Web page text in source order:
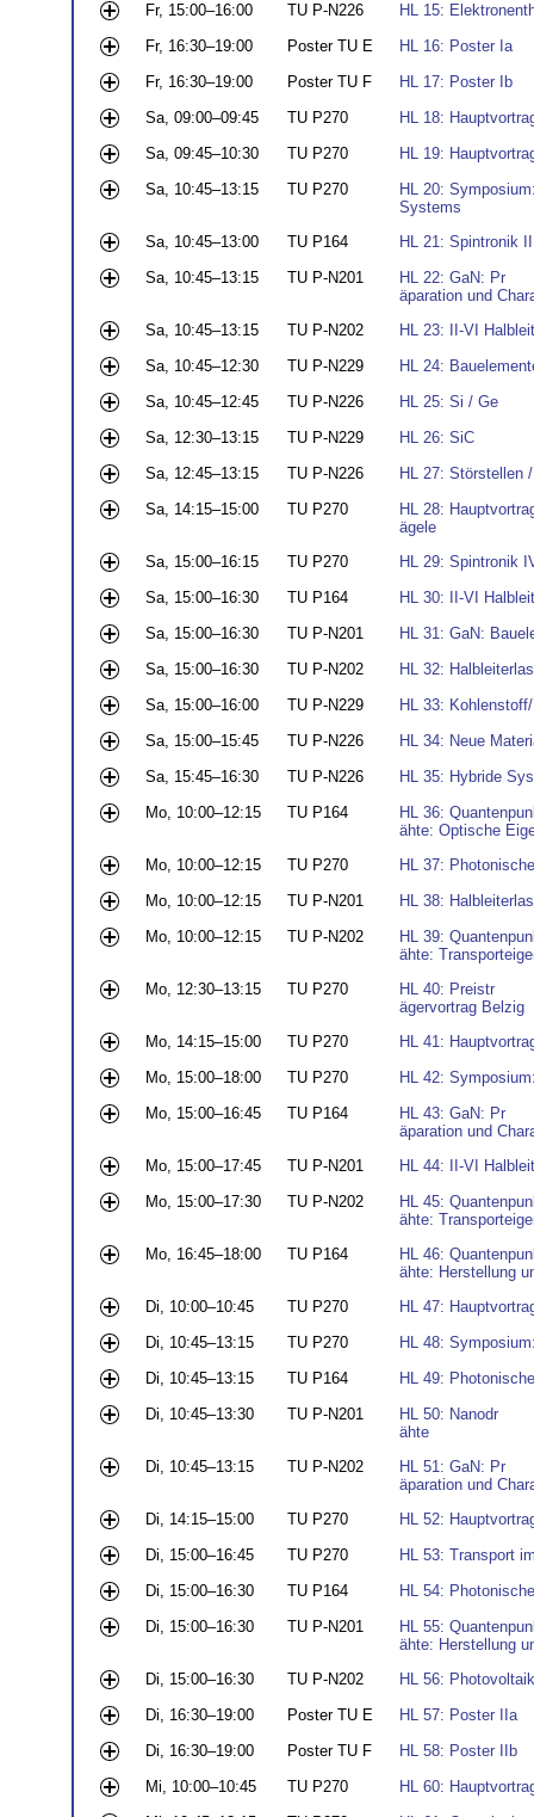
Fr, 15:00–16:00
TU P-N226
HL 15:
Fr, 16:30–19:00
Poster TU E
HL 16: Poster Ia
Fr, 16:30–19:00
Poster TU F
HL 17: Poster Ib
Sa, 09:00–09:45
TU P270
HL 18:
Sa, 09:45–10:30
TU P270
HL 19:
Sa, 10:45–13:15
TU P270
HL 20:
Systems
Sa, 10:45–13:00
TU P164
HL 21: Spintronik
Sa, 10:45–13:15
TU P-N201
HL 22: GaN: Pr
äparation und
Sa, 10:45–13:15
TU P-N202
HL 23: II-VI
Sa, 10:45–12:30
TU P-N229
HL 24:
Sa, 10:45–12:45
TU P-N226
HL 25: Si / Ge
Sa, 12:30–13:15
TU P-N229
HL 26: SiC
Sa, 12:45–13:15
TU P-N226
HL 27: Störstellen
Sa, 14:15–15:00
TU P270
HL 28:
ägele
Sa, 15:00–16:15
TU P270
HL 29: Spintronik
Sa, 15:00–16:30
TU P164
HL 30: II-VI
Sa, 15:00–16:30
TU P-N201
HL 31: GaN:
Sa, 15:00–16:30
TU P-N202
HL 32:
Sa, 15:00–16:00
TU P-N229
HL 33:
Sa, 15:00–15:45
TU P-N226
HL 34: Neue
Sa, 15:45–16:30
TU P-N226
HL 35: Hybride
Mo, 10:00–12:15
TU P164
HL 36:
ähte: Optische
Mo, 10:00–12:15
TU P270
HL 37:
Mo, 10:00–12:15
TU P-N201
HL 38:
Mo, 10:00–12:15
TU P-N202
HL 39:
ähte:
Mo, 12:30–13:15
TU P270
HL 40: Preistr
ägervortrag Belzig
Mo, 14:15–15:00
TU P270
HL 41:
Mo, 15:00–18:00
TU P270
HL 42:
Mo, 15:00–16:45
TU P164
HL 43: GaN: Pr
äparation und
Mo, 15:00–17:45
TU P-N201
HL 44: II-VI
Mo, 15:00–17:30
TU P-N202
HL 45:
ähte:
Mo, 16:45–18:00
TU P164
HL 46:
ähte: Herstellung
Di, 10:00–10:45
TU P270
HL 47:
Di, 10:45–13:15
TU P270
HL 48:
Di, 10:45–13:15
TU P164
HL 49:
Di, 10:45–13:30
TU P-N201
HL 50: Nanodr
ähte
Di, 10:45–13:15
TU P-N202
HL 51: GaN: Pr
äparation und
Di, 14:15–15:00
TU P270
HL 52:
Di, 15:00–16:45
TU P270
HL 53: Transport
Di, 15:00–16:30
TU P164
HL 54:
Di, 15:00–16:30
TU P-N201
HL 55:
ähte: Herstellung
Di, 15:00–16:30
TU P-N202
HL 56:
Di, 16:30–19:00
Poster TU E
HL 57: Poster IIa
Di, 16:30–19:00
Poster TU F
HL 58: Poster IIb
Mi, 10:00–10:45
TU P270
HL 60: